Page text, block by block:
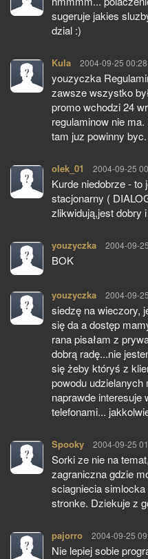
sugeruje jakies
dzial :)
Kula pisze:
2004-09-25 00:28
youzyczka
zawsze wszystko
promo wchodzi 24
regulaminow nie
tam juz powinny
olek_01 pisze:
2004-09-25
Kurde niedobrze - to
stacjonarny (
zlikwidują,jest dobry
youzyczka pisze:
2004-09-
BOK
youzyczka pisze:
2004-09-
siedzę na wieczory,
się da a dostęp
rana pisałam z
dobrą radę...nie
się żeby któryś z
powodu
naprawde
telefonami...
Spooky pisze:
2004-09-25
Sorki ze nie na
zagraniczna gdzie
sciagniecia
stronke. Dziekuje z
pajorro pisze:
2004-09-25
Nie lepiej sobie